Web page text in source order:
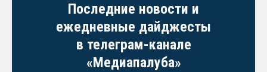
Последние новости и
ежедневные дайджесты
в телеграм-канале
«Медиапалуба»